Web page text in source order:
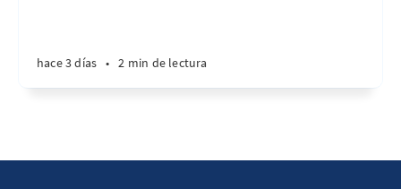
hace 3 días • 2 min de lectura